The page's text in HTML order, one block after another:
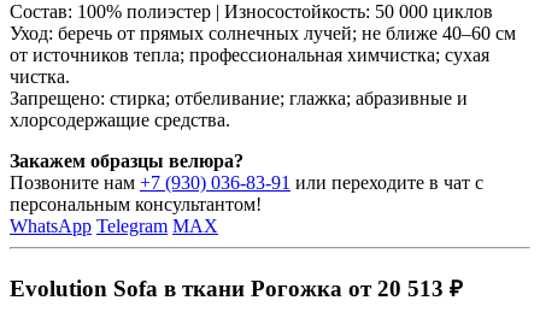
Состав: 100% полиэстер | Износостойкость: 50 000 циклов
Уход: беречь от прямых солнечных лучей; не ближе 40–60 см
от источников тепла; профессиональная химчистка; сухая
чистка.
Запрещено: стирка; отбеливание; глажка; абразивные и
хлорсодержащие средства.
Закажем образцы велюра?
Позвоните нам +7 (930) 036-83-91 или переходите в чат с
персональным консультантом!
WhatsApp Telegram MAX
Evolution Sofa в ткани Рогожка от 20 513 ₽